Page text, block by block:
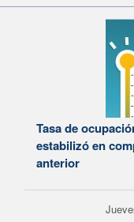
Tasa de
estabilizó en
anterior